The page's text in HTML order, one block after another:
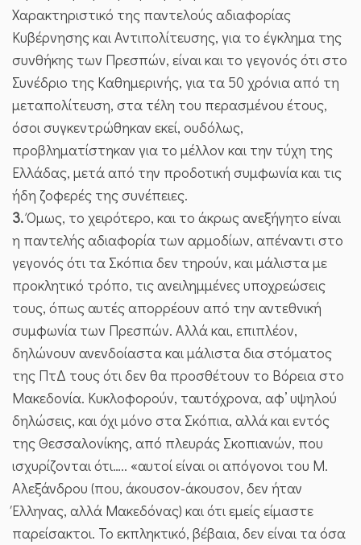
Χαρακτηριστικό της παντελούς αδιαφορίας
Κυβέρνησης και Αντιπολίτευσης, για το έγκλημα της
συνθήκης των Πρεσπών, είναι και το γεγονός ότι στο
Συνέδριο της Καθημερινής, για τα 50 χρόνια από τη
μεταπολίτευση, στα τέλη του περασμένου έτους,
όσοι συγκεντρώθηκαν εκεί, ουδόλως,
προβληματίστηκαν για το μέλλον και την τύχη της
Ελλάδας, μετά από την προδοτική συμφωνία και τις
ήδη ζοφερές της συνέπειες.
3.Όμως, το χειρότερο, και το άκρως ανεξήγητο είναι
η παντελής αδιαφορία των αρμοδίων, απέναντι στο
γεγονός ότι τα Σκόπια δεν τηρούν, και μάλιστα με
προκλητικό τρόπο, τις ανειλημμένες υποχρεώσεις
τους, όπως αυτές απορρέουν από την αντεθνική
συμφωνία των Πρεσπών. Αλλά και, επιπλέον,
δηλώνουν ανενδοίαστα και μάλιστα δια στόματος
της ΠτΔ τους ότι δεν θα προσθέτουν το Βόρεια στο
Μακεδονία. Κυκλοφορούν, ταυτόχρονα, αφ’ υψηλού
δηλώσεις, και όχι μόνο στα Σκόπια, αλλά και εντός
της Θεσσαλονίκης, από πλευράς Σκοπιανών, που
ισχυρίζονται ότι….. «αυτοί είναι οι απόγονοι του Μ.
Αλεξάνδρου (που, άκουσον-άκουσον, δεν ήταν
Έλληνας, αλλά Μακεδόνας) και ότι εμείς είμαστε
παρείσακτοι. Το εκπληκτικό, βέβαια, δεν είναι τα όσα